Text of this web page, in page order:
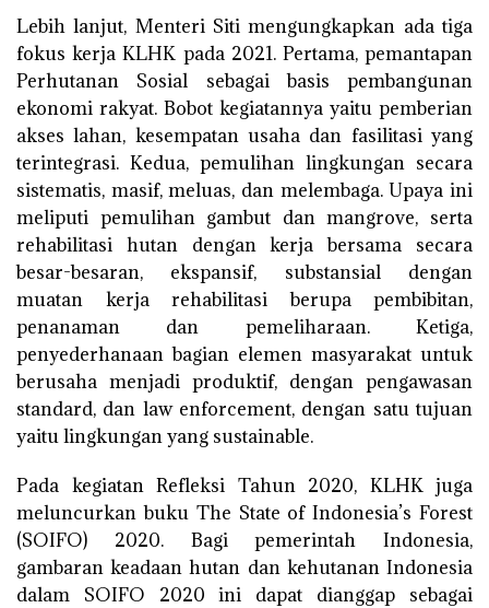
Lebih lanjut, Menteri Siti mengungkapkan ada tiga
fokus kerja KLHK pada 2021. Pertama, pemantapan
Perhutanan Sosial sebagai basis pembangunan
ekonomi rakyat. Bobot kegiatannya yaitu pemberian
akses lahan, kesempatan usaha dan fasilitasi yang
terintegrasi. Kedua, pemulihan lingkungan secara
sistematis, masif, meluas, dan melembaga. Upaya ini
meliputi pemulihan gambut dan mangrove, serta
rehabilitasi hutan dengan kerja bersama secara
besar-besaran, ekspansif, substansial dengan
muatan kerja rehabilitasi berupa pembibitan,
penanaman dan pemeliharaan. Ketiga,
penyederhanaan bagian elemen masyarakat untuk
berusaha menjadi produktif, dengan pengawasan
standard, dan law enforcement, dengan satu tujuan
yaitu lingkungan yang sustainable.
Pada kegiatan Refleksi Tahun 2020, KLHK juga
meluncurkan buku The State of Indonesia’s Forest
(SOIFO) 2020. Bagi pemerintah Indonesia,
gambaran keadaan hutan dan kehutanan Indonesia
dalam SOIFO 2020 ini dapat dianggap sebagai